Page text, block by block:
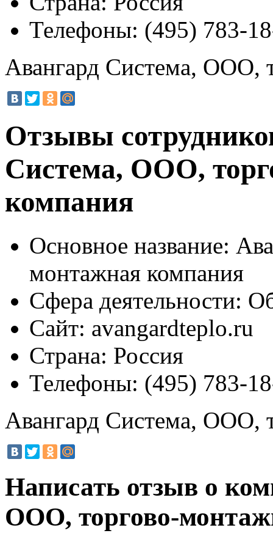
Телефоны: (495) 783-
Авангард Система, ООО,
Отзывы
Система, ООО,
компания
Основное название:
монтажная компания
Сфера деятельности:
Сайт: avangardteplo.ru
Страна: Россия
Телефоны: (495) 783-
Авангард Система, ООО,
Написать отзыв о
ООО, торгово-